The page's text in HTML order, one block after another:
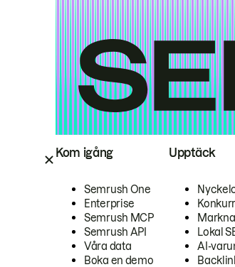
Kom igång
Semrush One
Enterprise
Semrush MCP
Semrush API
Våra data
Boka en demo
Upptäck
Lokal
AI-